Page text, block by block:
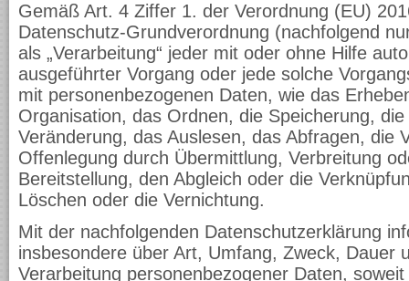
Gemäß Art. 4 Ziffer 1. der Verordnung (EU)
Datenschutz-Grundverordnung (nachfolgend
als „Verarbeitung“ jeder mit oder ohne Hilfe
ausgeführter Vorgang oder jede solche
mit personenbezogenen Daten, wie das
Organisation, das Ordnen, die Speicherung,
Veränderung, das Auslesen, das Abfragen, die
Offenlegung durch Übermittlung, Verbreitung
Bereitstellung, den Abgleich oder die
Löschen oder die Vernichtung.
Mit der nachfolgenden Datenschutzerklärung
insbesondere über Art, Umfang, Zweck, Dauer
Verarbeitung personenbezogener Daten,